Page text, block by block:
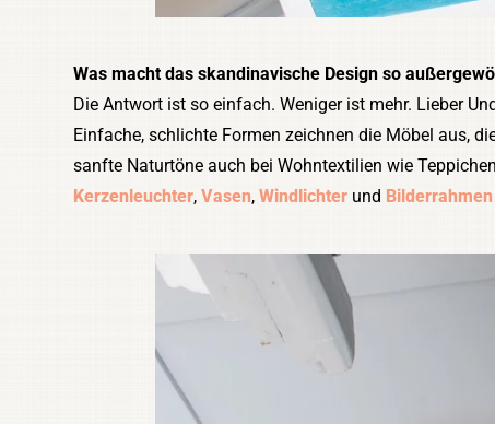
Was macht das skandinavische Design so
Die Antwort ist so einfach. Weniger ist mehr. Lieber
Einfache, schlichte Formen zeichnen die Möbel aus,
sanfte Naturtöne auch bei Wohntextilien wie
Kerzenleuchter,Vasen,Windlichter und Bilderrahmen